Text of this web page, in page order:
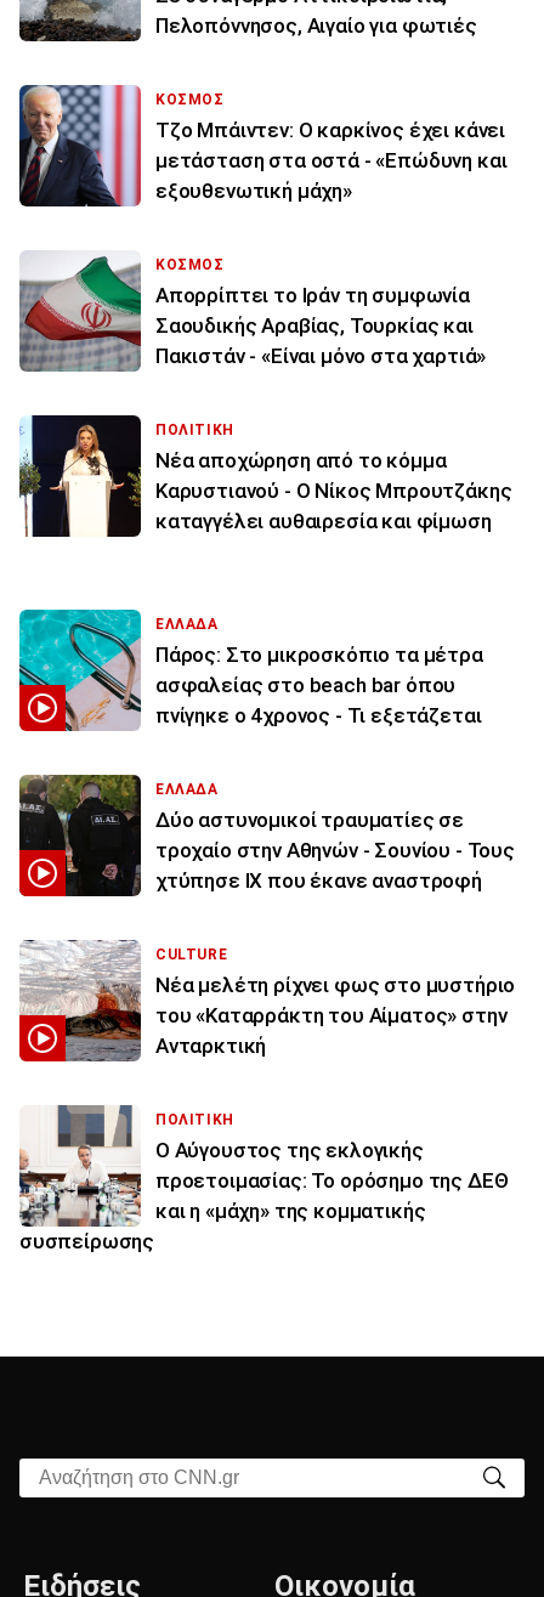
Πελοπόννησος, Αιγαίο για φωτιές
ΚΟΣΜΟΣ
Τζο Μπάιντεν: Ο καρκίνος έχει κάνει
μετάσταση στα οστά - «Επώδυνη και
εξουθενωτική μάχη»
ΚΟΣΜΟΣ
Απορρίπτει το Ιράν τη συμφωνία
Σαουδικής Αραβίας, Τουρκίας και
Πακιστάν - «Είναι μόνο στα χαρτιά»
ΠΟΛΙΤΙΚΗ
Νέα αποχώρηση από το κόμμα
Καρυστιανού - Ο Νίκος Μπρουτζάκης
καταγγέλει αυθαιρεσία και φίμωση
ΕΛΛΑΔΑ
Πάρος: Στο μικροσκόπιο τα μέτρα
ασφαλείας στο beach bar όπου
πνίγηκε ο 4χρονος - Τι εξετάζεται
ΕΛΛΑΔΑ
Δύο αστυνομικοί τραυματίες σε
τροχαίο στην Αθηνών - Σουνίου - Τους
χτύπησε ΙΧ που έκανε αναστροφή
CULTURE
Νέα μελέτη ρίχνει φως στο μυστήριο
του «Καταρράκτη του Αίματος» στην
Ανταρκτική
ΠΟΛΙΤΙΚΗ
Ο Αύγουστος της εκλογικής
προετοιμασίας: Το ορόσημο της ΔΕΘ
και η «μάχη» της κομματικής
συσπείρωσης
Αναζήτηση στο CNN.gr
Ειδήσεις Οικονομία